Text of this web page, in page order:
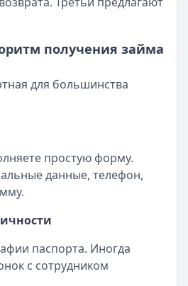
получения займа
для большинства
простую форму.
данные, телефон,
паспорта. Иногда
с сотрудником